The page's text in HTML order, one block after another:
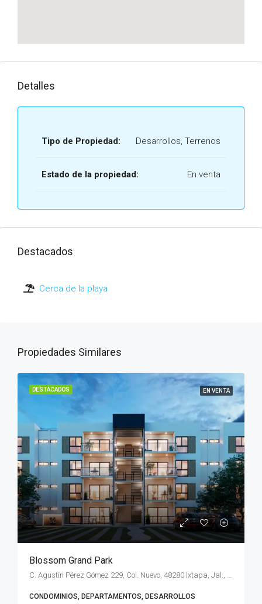
Detalles
Tipo de Propiedad: Desarrollos, Terrenos
Estado de la propiedad: En venta
Destacados
Cerca de la playa
Propiedades Similares
DESTACADOS EN VENTA
Blossom Grand Park
C. Agustín Pérez Gómez 229, Col. Nuevo, 48280 Ixtapa, Jal., México
CONDOMINIOS, DEPARTAMENTOS, DESARROLLOS